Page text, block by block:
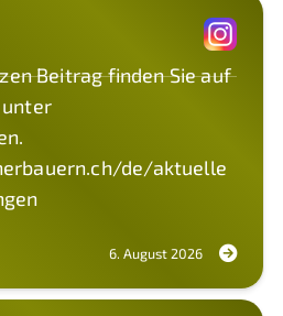
Beitrag finden Sie auf
de/aktuelle
6. August 2026